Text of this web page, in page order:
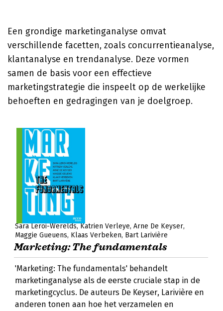
Een grondige marketinganalyse omvat
verschillende facetten, zoals concurrentieanalyse,
klantanalyse en trendanalyse. Deze vormen
samen de basis voor een effectieve
marketingstrategie die inspeelt op de werkelijke
behoeften en gedragingen van je doelgroep.
Sara Leroi-Werelds Katrien Verleye Arne De Keyser
Maggie Gueuens Klaas Verbeken Bart Larivière
Marketing: The fundamentals
'Marketing: The fundamentals' behandelt
marketinganalyse als de eerste cruciale stap in de
marketingcyclus. De auteurs De Keyser, Larivière en
anderen tonen aan hoe het verzamelen en